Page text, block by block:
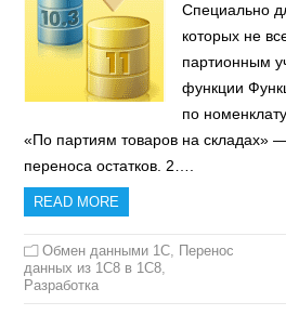
Специально
которых не
партионным
функции
по
«По партиям товаров на складах»
переноса остатков. 2….
READ MORE
Обмен данными 1С, Перенос
данных из 1C8 в 1C8,
Разработка